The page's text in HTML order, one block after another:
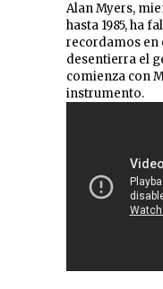
Alan Myers,
hasta 1985, ha
recordamos en
desentierra el
comienza con
instrumento.